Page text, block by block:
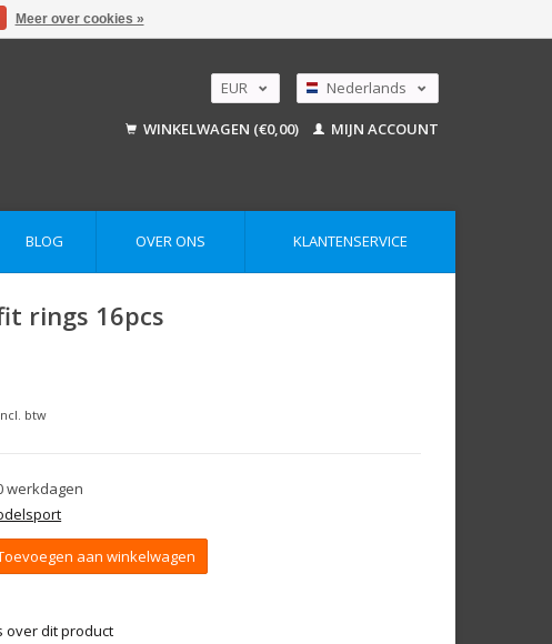
EUR
USD
Nederlands
English
WINKELWAGEN (€0,00) MIJN ACCOUNT
BLOG OVER ONS KLANTENSERVICE
rings 16pcs
btw
werkdagen
aan winkelwagen
over dit product
Meer over cookies »